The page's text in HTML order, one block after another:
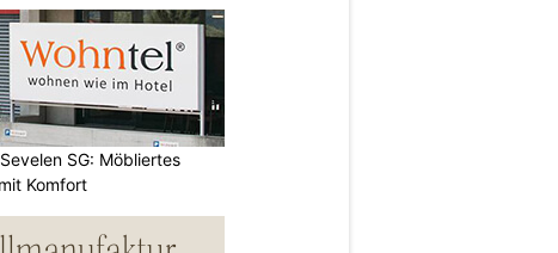
SG: Möbliertes
Komfort